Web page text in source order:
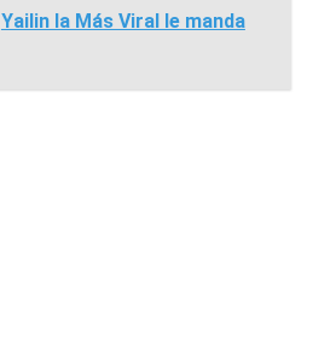
Yailin la Más Viral le manda